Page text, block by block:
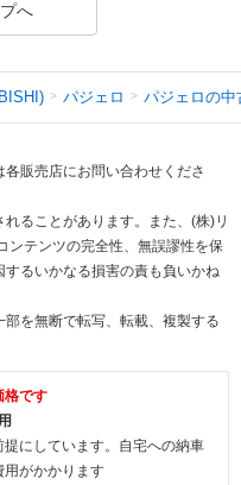
へ
パジェロ パジェロの中
販売店にお問い合わせくださ
ることがあります。また、(株)リ
ンテンツの完全性、無誤謬性を保
るいかなる損害の責も負いかね
を無断で転写、転載、複製する
格です
にしています。自宅への納車
用がかかります